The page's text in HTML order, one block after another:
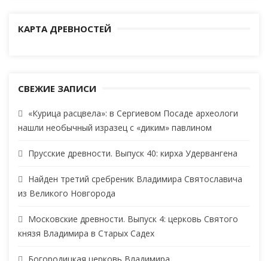
КАРТА ДРЕВНОСТЕЙ
СВЕЖИЕ ЗАПИСИ
«Курица расцвела»: в Сергиевом Посаде археологи
нашли необычный изразец с «диким» павлином
Прусские древности. Выпуск 40: кирха Удервангена
Найден третий сребреник Владимира Святославича
из Великого Новгорода
Московские древности. Выпуск 4: церковь Святого
князя Владимира в Старых Садех